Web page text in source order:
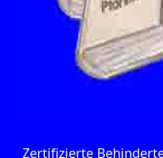
Zertifizierte